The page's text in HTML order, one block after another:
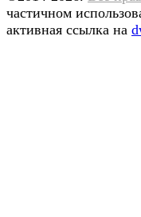
частичном
активная ссылка на